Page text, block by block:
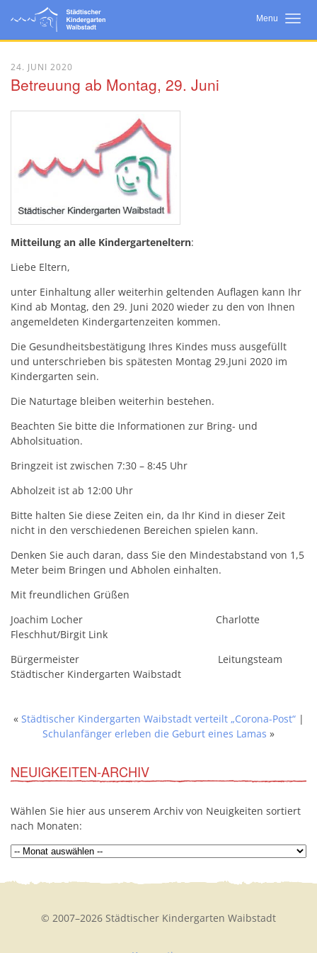
Menu
Neuigkeiten
Wir Über Uns
Konzept
24. JUNI 2020
Betreuung ab Montag, 29. Juni
Mitteilung an alle Kindergarteneltern:
Liebe Eltern,
unter Einhaltung aller weiterhin geltenden Auflagen kann Ihr
Kind ab Montag, den 29. Juni 2020 wieder zu den von Ihnen
angemeldeten Kindergartenzeiten kommen.
Die Gesundheitsbestätigung Ihres Kindes muss ausgefüllt
und unterschrieben bis spätesten Montag 29.Juni 2020 im
Kindergarten sein.
Die Naturtage bleiben weiterhin bestehen.
Beachten Sie bitte die Informationen zur Bring- und
Abholsituation.
Bringzeit ist zwischen 7:30 – 8:45 Uhr
Abholzeit ist ab 12:00 Uhr
Bitte halten Sie diese Zeiten ein, da Ihr Kind in dieser Zeit
nicht in den verschiedenen Bereichen spielen kann.
Denken Sie auch daran, dass Sie den Mindestabstand von 1,5
Meter beim Bringen und Abholen einhalten.
Mit freundlichen Grüßen
Joachim Locher Charlotte
Fleschhut/Birgit Link
Bürgermeister Leitungsteam
Städtischer Kindergarten Waibstadt
« Städtischer Kindergarten Waibstadt verteilt „Corona-Post“|
Schulanfänger erleben die Geburt eines Lamas »
NEUIGKEITEN-ARCHIV
Wählen Sie hier aus unserem Archiv von Neuigkeiten sortiert
nach Monaten:
© 2007–2026 Städtischer Kindergarten Waibstadt